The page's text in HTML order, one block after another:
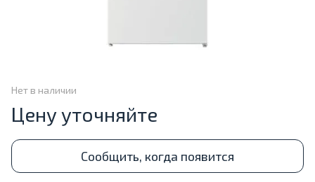
Нет в наличии
Цену уточняйте
Сообщить, когда появится